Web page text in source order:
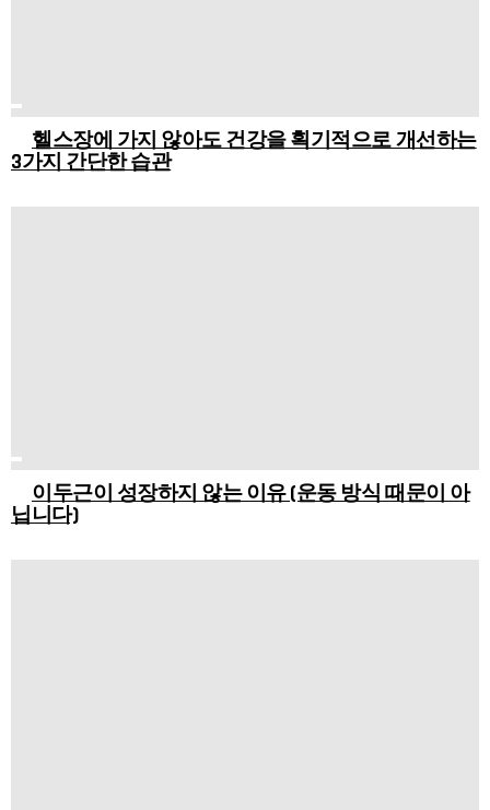
헬스장에 가지 않아도 건강을 획기적으로 개선하는
3가지 간단한 습관
이두근이 성장하지 않는 이유 (운동 방식 때문이 아
닙니다)